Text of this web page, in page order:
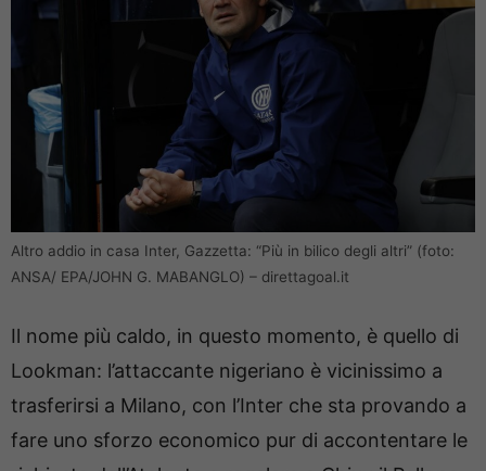
Altro addio in casa Inter, Gazzetta: “Più in bilico degli altri” (foto:
ANSA/ EPA/JOHN G. MABANGLO) – direttagoal.it
Il nome più caldo, in questo momento, è quello di
Lookman: l’attaccante nigeriano è vicinissimo a
trasferirsi a Milano, con l’Inter che sta provando a
fare uno sforzo economico pur di accontentare le